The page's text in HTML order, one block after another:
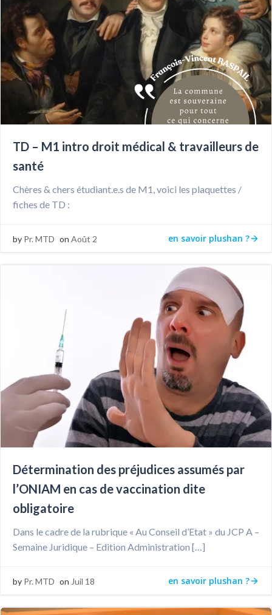
TD – M1 intro droit médical & travailleurs de
santé
Chères & chers étudiant.e.s de M1, voici les plaquettes /
fiches de TD :
by Pr. MTD on Août 2 en savoir plushan ?
Détermination des préjudices assumés par
l’ONIAM en cas de vaccination dite
obligatoire
Dans le cadre de la rubrique « Au Conseil d’Etat » du JCP A –
Semaine Juridique – Edition Administration […]
by Pr. MTD on Juil 18 en savoir plushan ?